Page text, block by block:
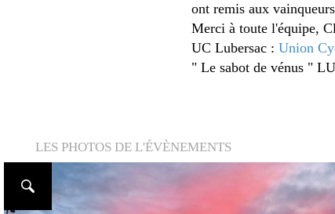
ont remis aux
Merci à toute l'équipe,
UC Lubersac : Union
" Le sabot de vénus "
LES PHOTOS DE L'ÉVÈNEMENTS